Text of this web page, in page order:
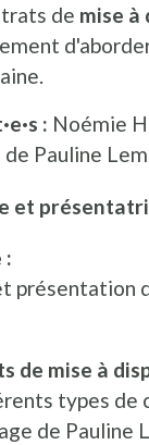
de mise
: Noémie
Pauline
et
:
présentation
een nieuw
de mise à
types de
de Pauline